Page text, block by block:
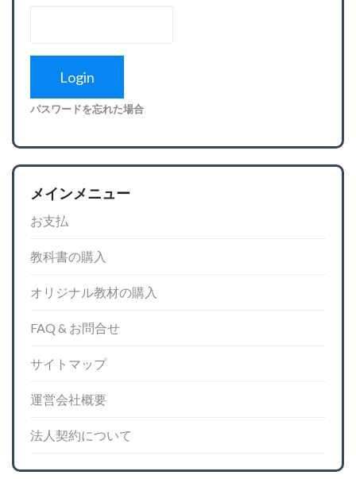
パスワードを忘れた場合
メインメニュー
お支払
教科書の購入
オリジナル教材の購入
FAQ & お問合せ
サイトマップ
運営会社概要
法人契約について